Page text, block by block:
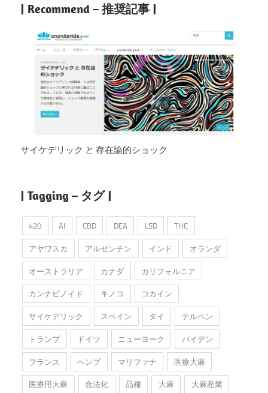
| Recommend – 推奨記事 |
サイケデリック と 存在論的ショック
| Tagging – タグ |
420 AI CBD DEA LSD
THC
アヤワスカ
アルゼンチン インド
オランダ
オーストラリア
カナダ
カリフォルニア
カンナビノイド
キノコ
コカイン
サイケデリック
スペイン タイ
テルペン
トランプ
ドイツ ニューヨーク
バイデン
フランス
ヘンプ マリファナ
医療大麻
医療用大麻
合法化 品種 大麻
大麻産業